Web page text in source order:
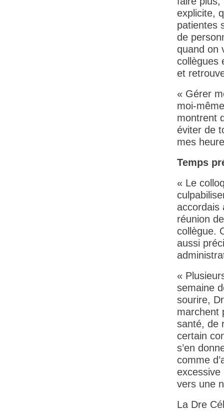
explicite,
patientes
de
quand on
collègues
et
« Gérer
moi-
montrent
éviter de
mes
Temps
« Le
accordais
réunion
collègue.
aussi
«
semaine
sourire,
marchent
santé, de
certain
s’en
comme
excessive
vers une
La Dre